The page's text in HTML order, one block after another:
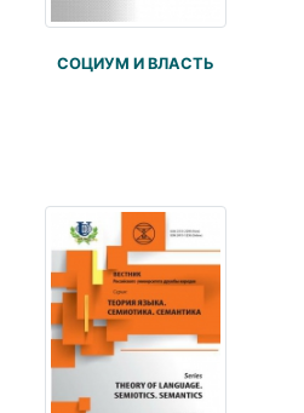
СОЦИУМ И ВЛАСТЬ